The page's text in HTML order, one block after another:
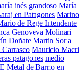
inés grandoso María
en Patagones Marino
de Rege Intendente
Genoveva Molinari
Doñate Martin Soria
Carrasco Mauricio Macri
patagones medio
Metal de Barrio en